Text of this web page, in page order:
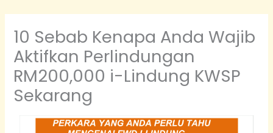
10 Sebab Kenapa Anda Wajib
Aktifkan Perlindungan
RM200,000 i-Lindung KWSP
Sekarang